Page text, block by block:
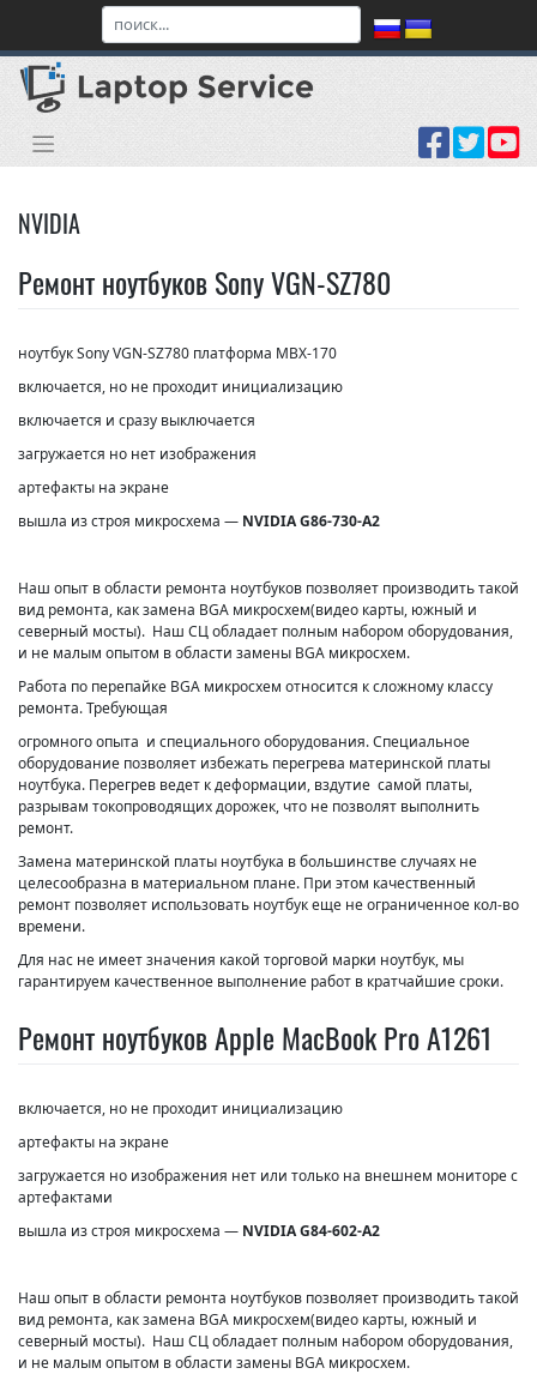
content
NVIDIA
Ремонт ноутбуков Sony VGN-SZ780
ноутбук Sony VGN-SZ780 платформа MBX-170
включается, но не проходит инициализацию
включается и сразу выключается
загружается но нет изображения
артефакты на экране
вышла из строя микросхема — NVIDIA G86-730-A2
Наш опыт в области ремонта ноутбуков позволяет производить такой
вид ремонта, как замена BGA микросхем(видео карты, южный и
северный мосты). Наш СЦ обладает полным набором оборудования,
и не малым опытом в области замены BGA микросхем.
Работа по перепайке BGA микросхем относится к сложному классу
ремонта. Требующая
огромного опыта и специального оборудования. Специальное
оборудование позволяет избежать перегрева материнской платы
ноутбука. Перегрев ведет к деформации, вздутие самой платы,
разрывам токопроводящих дорожек, что не позволят выполнить
ремонт.
Замена материнской платы ноутбука в большинстве случаях не
целесообразна в материальном плане. При этом качественный
ремонт позволяет использовать ноутбук еще не ограниченное кол-во
времени.
Для нас не имеет значения какой торговой марки ноутбук, мы
гарантируем качественное выполнение работ в кратчайшие сроки.
Ремонт ноутбуков Apple MacBook Pro A1261
включается, но не проходит инициализацию
артефакты на экране
загружается но изображения нет или только на внешнем мониторе с
артефактами
вышла из строя микросхема — NVIDIA G84-602-A2
Наш опыт в области ремонта ноутбуков позволяет производить такой
вид ремонта, как замена BGA микросхем(видео карты, южный и
северный мосты). Наш СЦ обладает полным набором оборудования,
и не малым опытом в области замены BGA микросхем.